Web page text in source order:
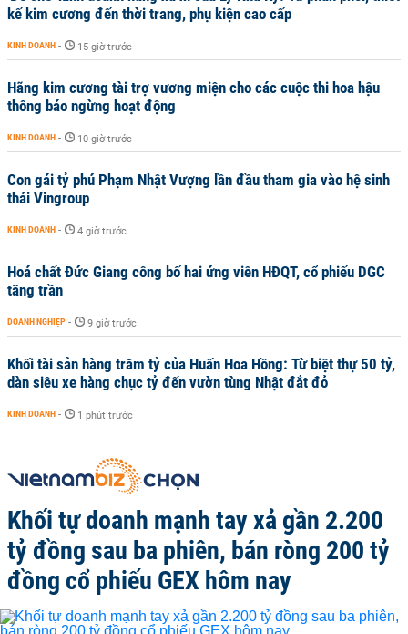
kế kim cương đến thời trang, phụ kiện cao cấp
KINH DOANH - 15 giờ trước
Hãng kim cương tài trợ vương miện cho các cuộc thi hoa hậu
thông báo ngừng hoạt động
KINH DOANH - 10 giờ trước
Con gái tỷ phú Phạm Nhật Vượng lần đầu tham gia vào hệ sinh
thái Vingroup
KINH DOANH - 4 giờ trước
Hoá chất Đức Giang công bố hai ứng viên HĐQT, cổ phiếu DGC
tăng trần
DOANH NGHIỆP - 9 giờ trước
Khối tài sản hàng trăm tỷ của Huấn Hoa Hồng: Từ biệt thự 50 tỷ,
dàn siêu xe hàng chục tỷ đến vườn tùng Nhật đắt đỏ
KINH DOANH - 1 phút trước
Khối tự doanh mạnh tay xả gần 2.200
tỷ đồng sau ba phiên, bán ròng 200 tỷ
đồng cổ phiếu GEX hôm nay